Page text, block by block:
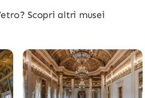
Scopri altri musei